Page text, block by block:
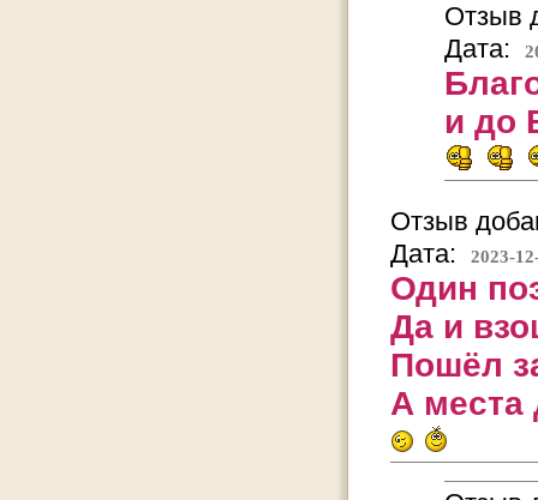
Отзыв
Дата:
и до
Отзыв
Дата:
2023-
Один
Да и
Пошёл
А места